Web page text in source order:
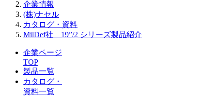
企業情報
(株)ナセル
カタログ・資料
MilDef社 19”/2 シリーズ製品紹介
企業ページ
TOP
製品一覧
カタログ・
資料一覧